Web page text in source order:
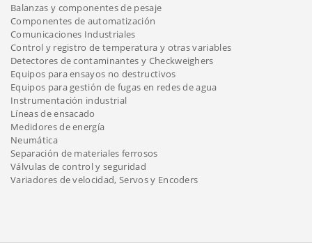
Balanzas y componentes de pesaje
Componentes de automatización
Comunicaciones Industriales
Control y registro de temperatura y otras variables
Detectores de contaminantes y Checkweighers
Equipos para ensayos no destructivos
Equipos para gestión de fugas en redes de agua
Instrumentación industrial
Líneas de ensacado
Medidores de energía
Neumática
Separación de materiales ferrosos
Válvulas de control y seguridad
Variadores de velocidad, Servos y Encoders